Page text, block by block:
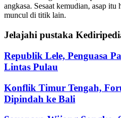
angkasa. Sesaat kemudian, asap
muncul di titik lain.
Jelajahi pustaka
Republik Lele, Penguasa
Lintas Pulau
Konflik Timur Tengah,
Dipindah ke Bali